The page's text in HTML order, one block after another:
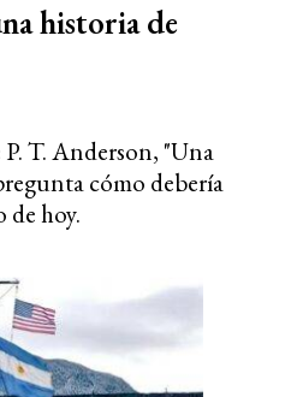
historia de
T. Anderson, "Una
cómo debería
hoy.